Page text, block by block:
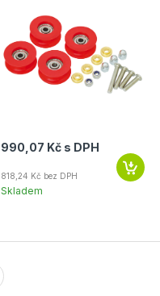
990,07 Kč s DPH
818,24 Kč bez DPH
Skladem